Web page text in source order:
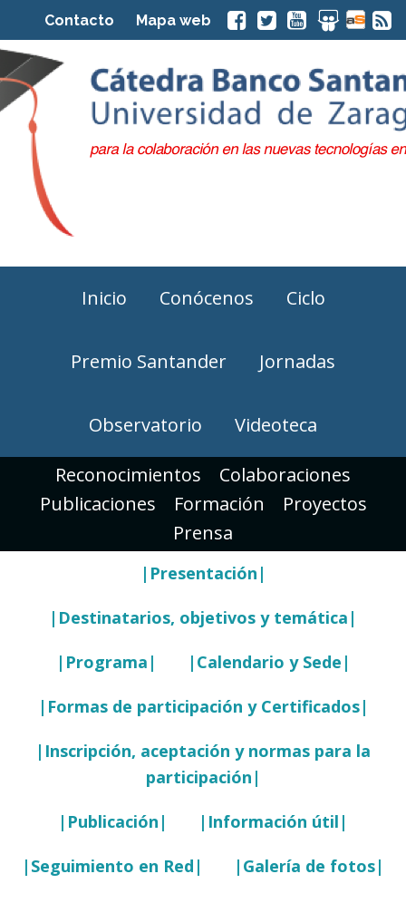
Contacto Mapa web
Inicio Conócenos Ciclo
Premio Santander Jornadas
Observatorio Videoteca
Reconocimientos
Colaboraciones
Publicaciones
Formación
Proyectos
Prensa
|Presentación|
|Destinatarios, objetivos y temática|
|Programa| |Calendario y Sede|
|Formas de participación y Certificados|
|Inscripción, aceptación y normas para la
participación|
|Publicación| |Información útil|
|Seguimiento en Red| |Galería de fotos|